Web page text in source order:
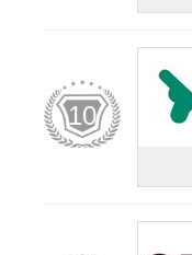
10